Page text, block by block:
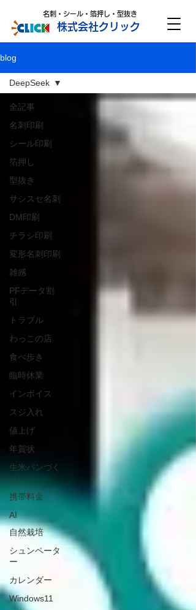
株式会社クリック
名刺・シール・箔押し・型抜き
blog
全記事
名刺印刷
シール印刷
箔押し
型抜き
サシスセ名刺
DM印刷
チラシ印刷
変形名刺印刷
雑感
PFデータ割
引
トラブル
わっこの店
食べ歩き
臨時休業
インボイス
スジ入れ
値上げ
年賀状
生米パンづく
り
携帯料金
AI
自然栽培
シュンペータ
ー
カレンダー
Windows11
DeepSeek